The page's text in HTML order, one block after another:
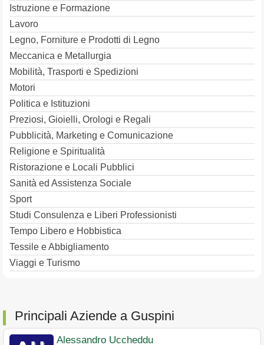
Istruzione e Formazione
Lavoro
Legno, Forniture e Prodotti di Legno
Meccanica e Metallurgia
Mobilità, Trasporti e Spedizioni
Motori
Politica e Istituzioni
Preziosi, Gioielli, Orologi e Regali
Pubblicità, Marketing e Comunicazione
Religione e Spiritualità
Ristorazione e Locali Pubblici
Sanità ed Assistenza Sociale
Sport
Studi Consulenza e Liberi Professionisti
Tempo Libero e Hobbistica
Tessile e Abbigliamento
Viaggi e Turismo
Principali Aziende a Guspini
Alessandro Uccheddu